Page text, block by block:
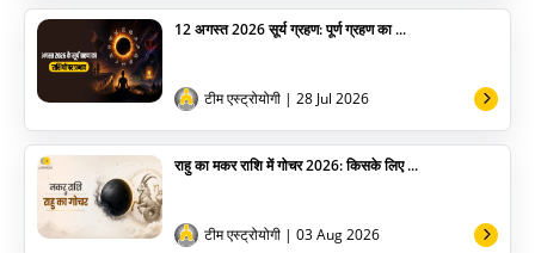
12 अगस्त 2026 सूर्य ग्रहण: पूर्ण ग्रहण का ...
टीम एस्ट्रोयोगी | 28 Jul 2026
राहु का मकर राशि में गोचर 2026: किसके लिए ...
टीम एस्ट्रोयोगी | 03 Aug 2026